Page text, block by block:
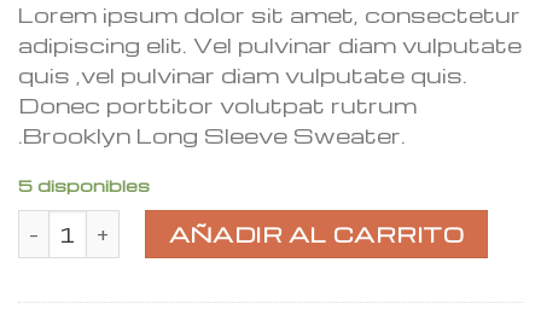
basado
puntuaciones
de
clientes
Lorem ipsum dolor sit amet, consectetur
adipiscing elit. Vel pulvinar diam vulputate
quis ,vel pulvinar diam vulputate quis.
Donec porttitor volutpat rutrum
.Brooklyn Long Sleeve Sweater.
5 disponibles
Brooklyn Long Sleeve Sweater cantidad
AÑADIR AL CARRITO